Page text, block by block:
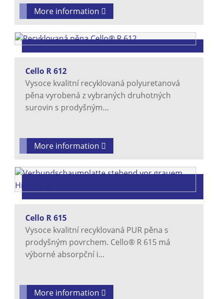
More information
Cello R 612
Vysoce kvalitní recyklovaná polyuretanová
pěna vyrobená z vybraných druhotných
surovin s prodyšným…
More information
Cello R 615
Vysoce kvalitní recyklovaná PUR pěna s
prodyšným povrchem. Cello® R 615 má
výborné absorpční i…
More information